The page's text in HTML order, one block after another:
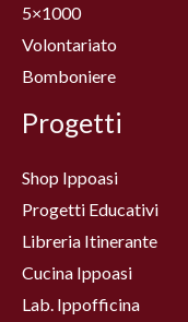
5×1000
Volontariato
Bomboniere
Progetti
Shop Ippoasi
Progetti Educativi
Libreria Itinerante
Cucina Ippoasi
Lab. Ippofficina